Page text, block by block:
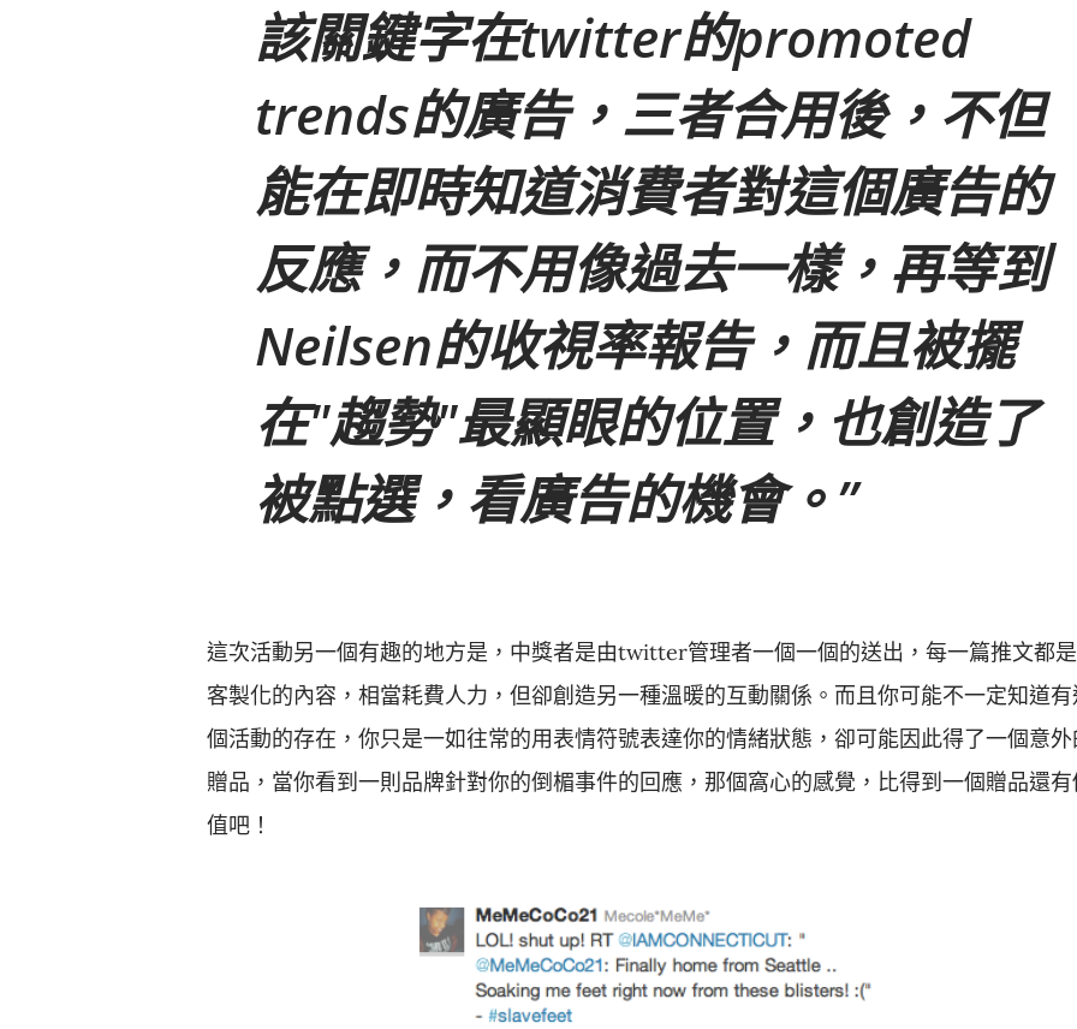
該關鍵字在twitter的promoted
trends的廣告，三者合用後，不但
能在即時知道消費者對這個廣告的
反應，而不用像過去一樣，再等到
Neilsen的收視率報告，而且被擺
在"趨勢"最顯眼的位置，也創造了
被點選，看廣告的機會。
這次活動另一個有趣的地方是，中獎者是由twitter管理者一個一個的送出，每一篇推文都是
客製化的內容，相當耗費人力，但卻創造另一種溫暖的互動關係。而且你可能不一定知道
個活動的存在，你只是一如往常的用表情符號表達你的情緒狀態，卻可能因此得了一個意
贈品，當你看到一則品牌針對你的倒楣事件的回應，那個窩心的感覺，比得到一個贈品還
值吧！